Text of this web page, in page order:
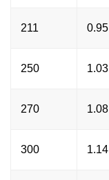
211 0.95
250 1.03
270 1.08
300 1.14